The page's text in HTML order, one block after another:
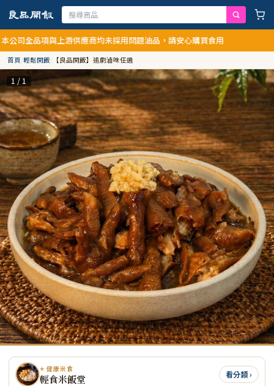
與上游供應商均未採用問題油品，請安心購買食用
首頁/輕鬆開飯/ 【良品開飯】追劇滷味任選
1 / 1
⭐ 健康米食
輕食米飯堂 看分類 ›